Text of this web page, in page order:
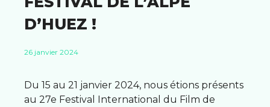
D’HUEZ !
26 janvier 2024
Du 15 au 21 janvier 2024, nous étions présents
au 27e Festival International du Film de